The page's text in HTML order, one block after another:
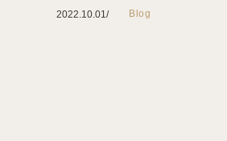
2022.10.01 Blog